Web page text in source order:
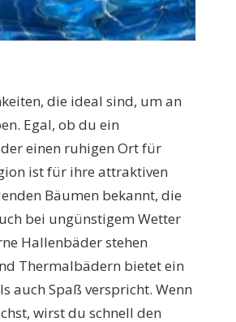
die ideal sind, um an
Egal, ob du ein
einen ruhigen Ort für
ist für ihre attraktiven
Bäumen bekannt, die
bei ungünstigem Wetter
Hallenbäder stehen
Thermalbädern bietet ein
auch Spaß verspricht. Wenn
wirst du schnell den